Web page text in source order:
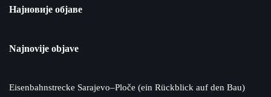
Најновије објаве
Najnovije objave
Eisenbahnstrecke Sarajevo–Ploče (ein Rückblick auf den Bau)